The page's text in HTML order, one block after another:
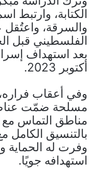
الكتابة، وارتبط
والسرقة، واعتُقل
الفلسطيني قبل
بعد استهداف
أكتوبر 2023.
وفي أعقاب
مسلحة ضمّت
مناطق التماس مع
بالتنسيق الكامل
وفرت له الحماية
استهدافه جويًا.